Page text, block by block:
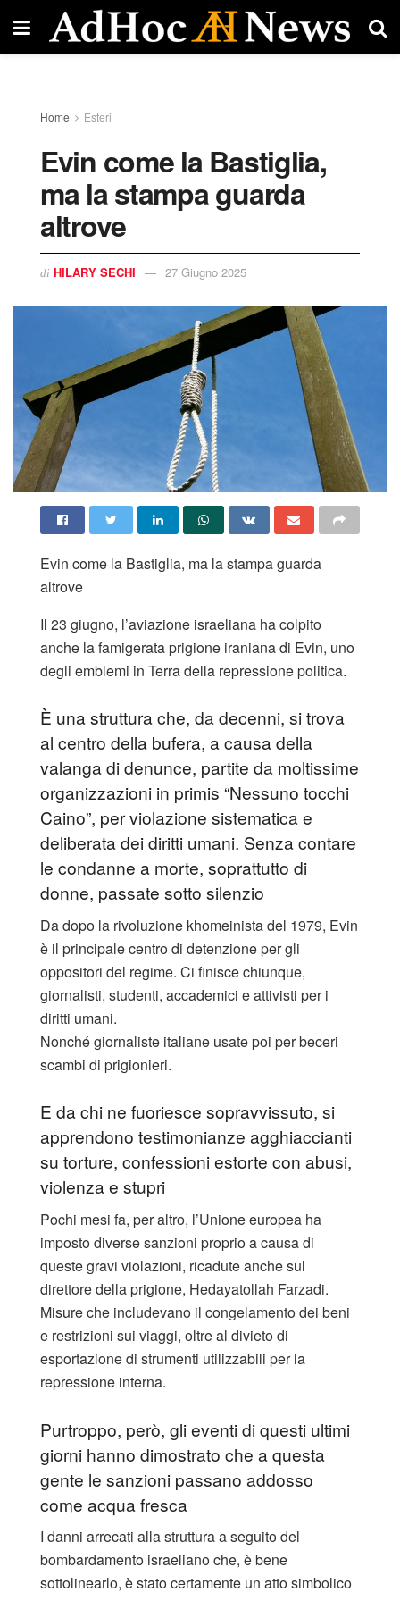
Home Esteri
Evin come la Bastiglia,
ma la stampa guarda
altrove
di HILARY SECHI 27 Giugno 2025
Evin come la Bastiglia, ma la stampa guarda
altrove
Il 23 giugno, l’aviazione israeliana ha colpito
anche la famigerata prigione iraniana di Evin, uno
degli emblemi in Terra della repressione politica.
È una struttura che, da decenni, si trova
al centro della bufera, a causa della
valanga di denunce, partite da moltissime
organizzazioni in primis “Nessuno tocchi
Caino”, per violazione sistematica e
deliberata dei diritti umani. Senza contare
le condanne a morte, soprattutto di
donne, passate sotto silenzio
Da dopo la rivoluzione khomeinista del 1979, Evin
è il principale centro di detenzione per gli
oppositori del regime. Ci finisce chiunque,
giornalisti, studenti, accademici e attivisti per i
diritti umani.
Nonché giornaliste italiane usate poi per beceri
scambi di prigionieri.
E da chi ne fuoriesce sopravvissuto, si
apprendono testimonianze agghiaccianti
su torture, confessioni estorte con abusi,
violenza e stupri
Pochi mesi fa, per altro, l’Unione europea ha
imposto diverse sanzioni proprio a causa di
queste gravi violazioni, ricadute anche sul
direttore della prigione, Hedayatollah Farzadi.
Misure che includevano il congelamento dei beni
e restrizioni sui viaggi, oltre al divieto di
esportazione di strumenti utilizzabili per la
repressione interna.
Purtroppo, però, gli eventi di questi ultimi
giorni hanno dimostrato che a questa
gente le sanzioni passano addosso
come acqua fresca
I danni arrecati alla struttura a seguito del
bombardamento israeliano che, è bene
sottolinearlo, è stato certamente un atto simbolico